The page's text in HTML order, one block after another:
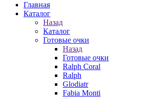
Главная
Каталог
Назад
Каталог
Готовые очки
Назад
Готовые очки
Ralph Coral
Ralph
Glodiatr
Fabia Monti